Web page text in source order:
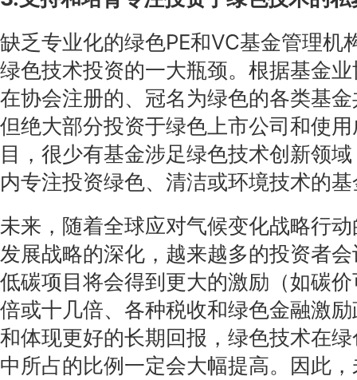
缺乏专业化的绿色PE和VC基金管理机
绿色技术投资的一大瓶颈。根据基金
在协会注册的、冠名为绿色的各类基
但绝大部分投资于绿色上市公司和使
目，很少有基金涉足绿色技术创新领
内专注投资绿色、清洁或环境技术的
未来，随着全球应对气候变化战略行
发展战略的深化，越来越多的投资者
低碳项目将会得到更大的激励（如碳
倍或十几倍、各种税收和绿色金融激
和体现更好的长期回报，绿色技术在
中所占的比例一定会大幅提高。因此